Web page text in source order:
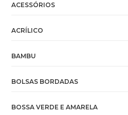
ACESSÓRIOS
ACRÍLICO
BAMBU
BOLSAS BORDADAS
BOSSA VERDE E AMARELA